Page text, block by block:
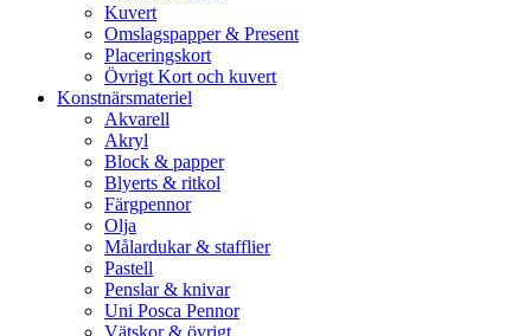
Kuvert
Omslagspapper & Present
Placeringskort
Övrigt Kort och kuvert
Konstnärsmateriel
Akvarell
Akryl
Block & papper
Blyerts & ritkol
Färgpennor
Olja
Målardukar & stafflier
Pastell
Penslar & knivar
Uni Posca Pennor
Vätskor & övrigt